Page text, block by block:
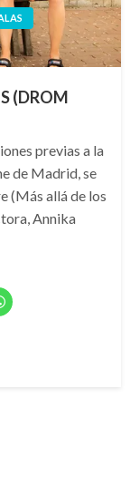
(DROM
previas a la
de Madrid, se
(Más allá de los
Annika